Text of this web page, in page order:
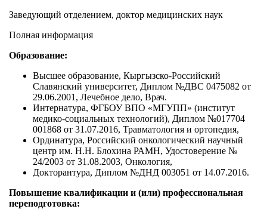
Заведующий отделением, доктор медицинских наук
Полная информация
Образование:
Высшее образование, Кыргызско-Российский
Славянский университет, Диплом №ДВС 0475082 от
29.06.2001, Лечебное дело, Врач.
Интернатура, ФГБОУ ВПО «МГУПП» (институт
медико-социальных технологий), Диплом №017704
001868 от 31.07.2016, Травматология и ортопедия,
Ординатура, Российский онкологический научный
центр им. Н.Н. Блохина РАМН, Удостоверение №
24/2003 от 31.08.2003, Онкология,
Докторантура, Диплом №ДНД 003051 от 14.07.2016.
Повышение квалификации и (или) профессиональная
переподготовка: